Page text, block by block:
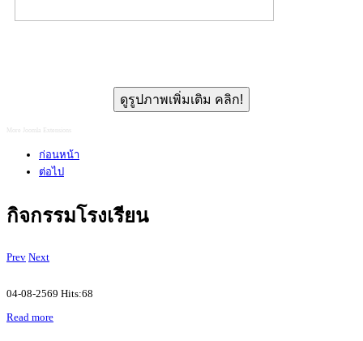
ดูรูปภาพเพิ่มเติม คลิก!
More Joomla Extensions
ก่อนหน้า
ต่อไป
กิจกรรมโรงเรียน
Prev Next
04-08-2569 Hits:68
Read more